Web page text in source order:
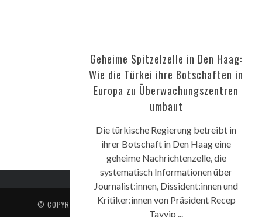
Türkisch-amerikanischer
Aktivist widmet IRF-Preis den
Opfern der Repression in der
Juli 20, 2026
Geheime Spitzelzelle in Den Haag:
Wie die Türkei ihre Botschaften in
Europa zu Überwachungszentren
umbaut
Die türkische Regierung betreibt in
ihrer Botschaft in Den Haag eine
geheime Nachrichtenzelle, die
systematisch Informationen über
Journalist:innen, Dissident:innen und
Kritiker:innen von Präsident Recep
Tayyip ...
© COPYRIGHT DEUTSCHE BOLD. ALL RIGHTS RESERVED.